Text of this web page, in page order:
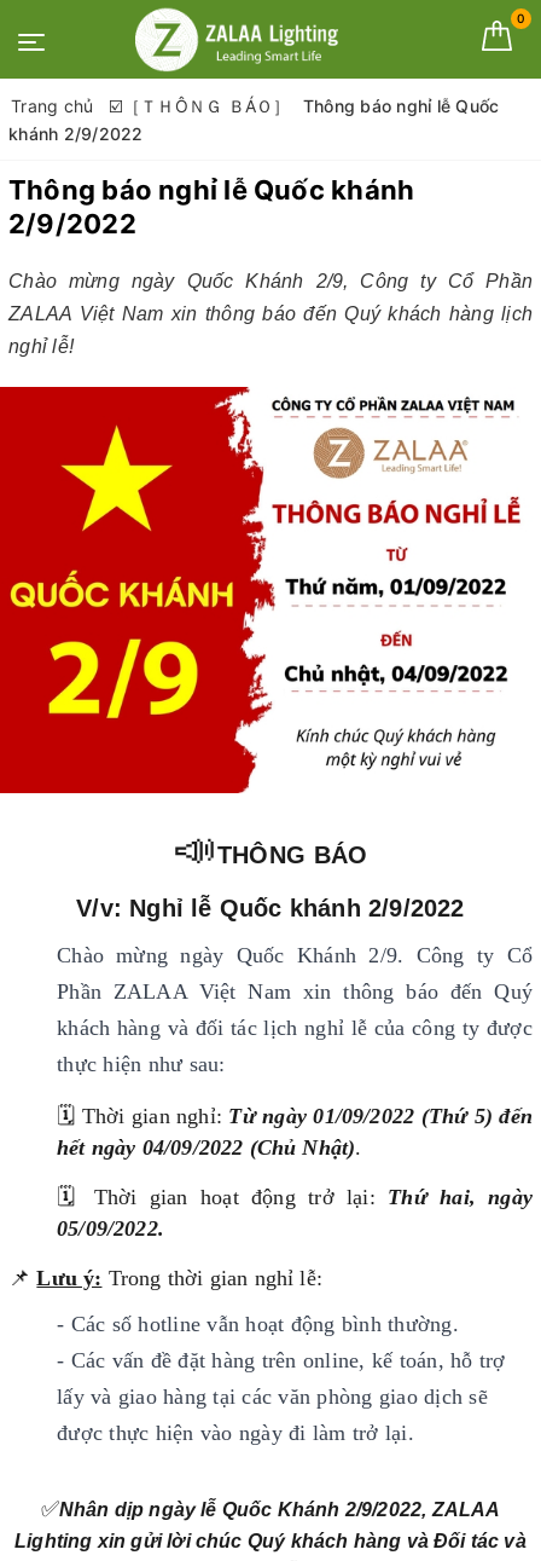
0
Trang chủ ☑️［ＴＨÔＮＧ ＢÁＯ］
Thông báo nghỉ lễ Quốc
khánh 2/9/2022
Thông báo nghỉ lễ Quốc khánh
2/9/2022
Chào mừng ngày Quốc Khánh 2/9, Công ty Cổ Phần
ZALAA Việt Nam xin thông báo đến Quý khách hàng lịch
nghỉ lễ!
📣THÔNG BÁO
V/v: Nghỉ lễ Quốc khánh 2/9/2022
Chào mừng ngày Quốc Khánh 2/9. Công ty Cổ
Phần ZALAA Việt Nam xin thông báo đến Quý
khách hàng và đối tác lịch nghỉ lễ của công ty được
thực hiện như sau:
🗓️ Thời gian nghỉ: Từ ngày 01/09/2022 (Thứ 5) đến
hết ngày 04/09/2022 (Chủ Nhật).
🗓️ Thời gian hoạt động trở lại: Thứ hai, ngày
05/09/2022.
📌Lưu ý: Trong thời gian nghỉ lễ:
- Các số hotline vẫn hoạt động bình thường.
- Các vấn đề đặt hàng trên online, kế toán, hỗ trợ
lấy và giao hàng tại các văn phòng giao dịch sẽ
được thực hiện vào ngày đi làm trở lại.
✅Nhân dịp ngày lễ Quốc Khánh 2/9/2022, ZALAA
Lighting xin gửi lời chúc Quý khách hàng và Đối tác và